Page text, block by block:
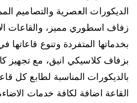
الديكورات العصرية والتصاميم
زفاف اسطوري مميز، والقاعات
بخدماتها المتفردة وتنوع
بزفاف كلاسيكي انيق، مع تجهيز
بالديكورات المناسبة لطابع كل
القاعة اضافة لكافة خدمات